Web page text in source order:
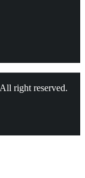
right reserved.